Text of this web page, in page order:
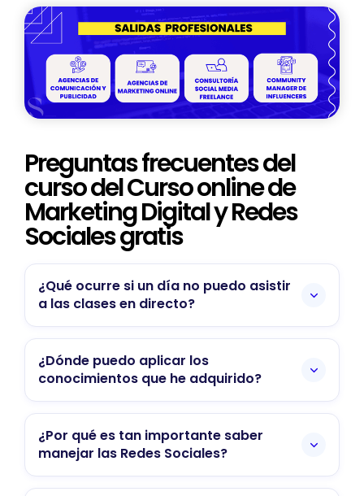
Preguntas frecuentes del
curso del Curso online de
Marketing Digital y Redes
Sociales gratis
¿Qué ocurre si un día no puedo asistir
a las clases en directo?
Tenemos muy en cuenta que no siempre se
va a poder tener la misma disponibilidad, así
que, si no puedes asistir a alguna que otra
todas las presentaciones grabadas y podrás
visualizarlas siempre que quieras en tu área
de alumno. Además, también tienes la
posibilidad de conectarte a la sesión en
¿Dónde puedo aplicar los
conocimientos que he adquirido?
El aprendizaje es completamente práctico,
enfocado a realizar en supuestos reales lo
dado en la teoría. Los ejercicios que hayas
ponerlos en práctica tanto en tus propios
¿Por qué es tan importante saber
manejar las Redes Sociales?
No es posible que cualquier persona, por el